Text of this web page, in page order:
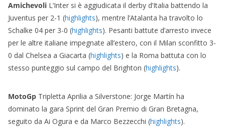
Amichevoli L’Inter si è aggiudicata il derby d’Italia battendo la
Juventus per 2-1 (highlights), mentre l’Atalanta ha travolto lo
Schalke 04 per 3-0 (highlights). Pesanti battute d’arresto invece
per le altre italiane impegnate all’estero, con il Milan sconfitto 3-
0 dal Chelsea a Giacarta (highlights) e la Roma battuta con lo
stesso punteggio sul campo del Brighton (highlights).
MotoGp Tripletta Aprilia a Silverstone: Jorge Martín ha
dominato la gara Sprint del Gran Premio di Gran Bretagna,
seguito da Ai Ogura e da Marco Bezzecchi (highlights).